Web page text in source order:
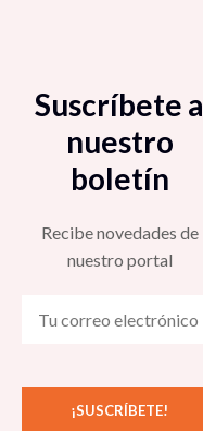
Suscríbete a
nuestro
boletín
Recibe novedades de
nuestro portal